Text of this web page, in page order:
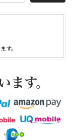
す。
【USED】Canadian Army IECS Fleece Pants 実物 カナダ軍 フリースパンツ ユーズド
【Button Works】Mercury Dime Coin Necklace Silver 900 Silver 925 ボタンワークス マーキュリーダイム銀貨 ネックレス